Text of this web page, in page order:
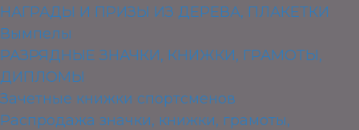
НАГРАДЫ И ПРИЗЫ ИЗ ДЕРЕВА, ПЛАКЕТКИ
Вымпелы
РАЗРЯДНЫЕ ЗНАЧКИ, КНИЖКИ, ГРАМОТЫ,
ДИПЛОМЫ
Зачетные книжки спортсменов
Распродажа значки, книжки, грамоты,